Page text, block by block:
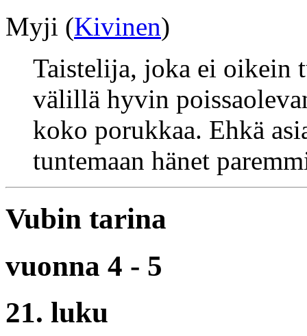
Myji (Kivinen)
Taistelija, joka ei oikein
välillä hyvin
koko porukkaa. Ehkä
tuntemaan hänet
Vubin tarina
vuonna 4 - 5
21. luku